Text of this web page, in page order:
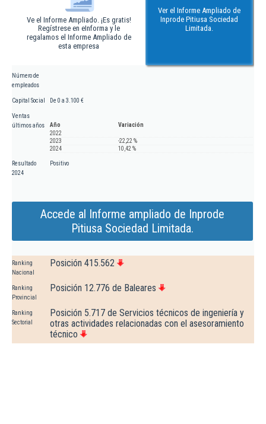
Ve el Informe Ampliado. ¡Es gratis!
Regístrese en eInforma y le
regalamos el Informe Ampliado de
esta empresa
Ver el Informe Ampliado de
Inprode Pitiusa Sociedad
Limitada.
Número de
empleados
Capital Social De 0 a 3.100 €
Ventas
últimos años
Año
Variación
2022
2023
-22,22 %
2024
10,42 %
Resultado
2024
Positivo
Accede al Informe ampliado de Inprode
Pitiusa Sociedad Limitada.
Ranking
Nacional
Posición 415.562
Ranking
Provincial
Posición 12.776 de Baleares
Ranking
Sectorial
Posición 5.717 de Servicios técnicos de ingeniería y
otras actividades relacionadas con el asesoramiento
técnico